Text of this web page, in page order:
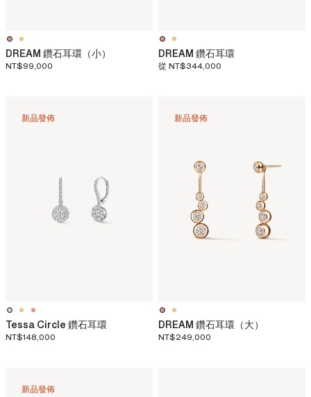
DREAM 鑽石耳環（小）
NT$99,000
DREAM 鑽石耳環
從 NT$344,000
新品發佈
Tessa Circle 鑽石耳環
NT$148,000
新品發佈
DREAM 鑽石耳環（大）
NT$249,000
新品發佈